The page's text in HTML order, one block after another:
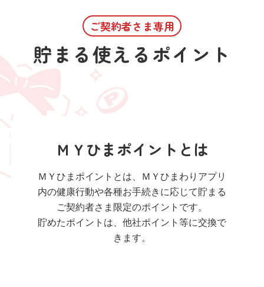
ご契約者さま専用
貯まる使えるポイント
ＭＹひまポイントとは
ＭＹひまポイントとは、ＭＹひまわりアプリ
内の健康行動や各種お手続きに応じて貯まる
ご契約者さま限定のポイントです。
貯めたポイントは、他社ポイント等に交換で
きます。